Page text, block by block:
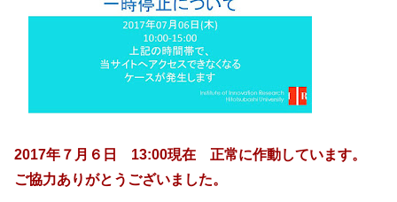
シ
2017年７月６日 13:00現在 正常に作動しています。
ご協力ありがとうございました。